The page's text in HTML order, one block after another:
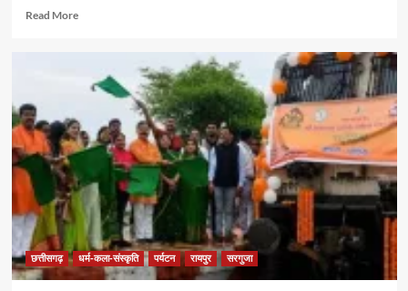
Read MoreRead
एकजुटता
सामाजिक
विकास
की
बड़ी
शक्ति
राजेश
अग्रवाल
छत्तीसगढ़ धर्म-कला-संस्कृति पर्यटन रायपुर सरगुजा